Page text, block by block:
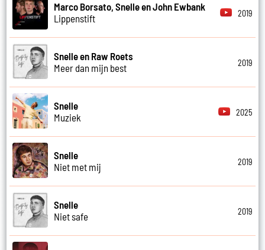
Marco Borsato, Snelle en John Ewbank
Lippenstift
2019
Snelle en Raw Roets
Meer dan mijn best
2019
Snelle
Muziek
2025
Snelle
Niet met mij
2019
Snelle
Niet safe
2019